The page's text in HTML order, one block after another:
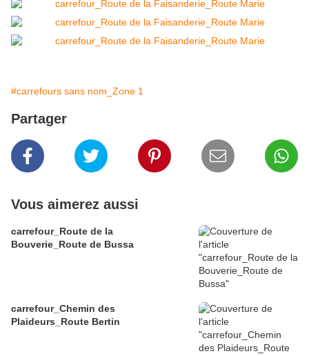
#carrefours sans nom_Zone 1
Partager
Vous aimerez aussi
carrefour_Route de la
Bouverie_Route de Bussa
carrefour_Chemin des
Plaideurs_Route Bertin